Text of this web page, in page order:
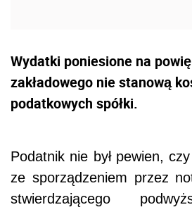
Wydatki poniesione na
zakładowego nie stanową
podatkowych spółki.
Podatnik nie był pewien,
ze sporządzeniem przez
stwierdzającego